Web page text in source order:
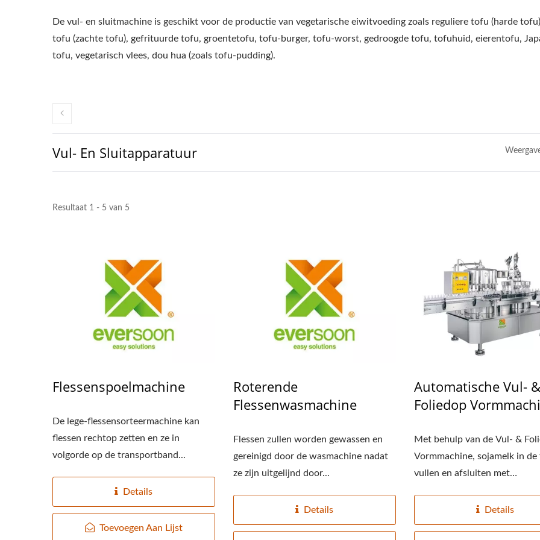
De vul- en sluitmachine is geschikt voor de productie van vegetarische eiwitvoeding zoals reguliere tofu (harde
tofu (zachte tofu), gefrituurde tofu, groentetofu, tofu-burger, tofu-worst, gedroogde tofu, tofuhuid, eierentofu,
tofu, vegetarisch vlees, dou hua (zoals tofu-pudding).
Vul- En Sluitapparatuur
Resultaat 1 - 5 van 5
Flessenspoelmachine
De lege-flessensorteermachine kan
flessen rechtop zetten en ze in
volgorde op de transportband...
Details
Toevoegen Aan Lijst
Roterende
Flessenwasmachine
Flessen zullen worden gewassen en
gereinigd door de wasmachine nadat
ze zijn uitgelijnd door...
Details
Automatische Vul- &
Foliedop
Met behulp van de Vul- &
Vormmachine, sojamelk in de
vullen en afsluiten met
Details
Productielijn
220kg Droge Bonen
Productielijn